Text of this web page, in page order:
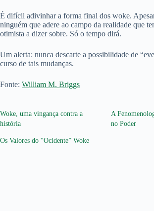
É difícil adivinhar a forma final dos woke.
ninguém que adere ao campo da realidade que
otimista a dizer sobre. Só o tempo dirá.
Um alerta: nunca descarte a possibilidade de
curso de tais mudanças.
Fonte: William M. Briggs
Woke, uma vingança contra a
história
A
no Poder
Os Valores do “Ocidente” Woke